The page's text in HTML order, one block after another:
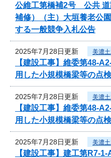
公維工第橋補2号 公共 道
補修）（主）大垣養老公
する一般競争入札公告
2025年7月28日更新 美濃
【建設工事】維委第48-
用した小規模橋梁等の点
2025年7月28日更新 美濃
【建設工事】維委第48-
用した小規模橋梁等の点
2025年7月28日更新 美濃
【建設工事】建工第R7-